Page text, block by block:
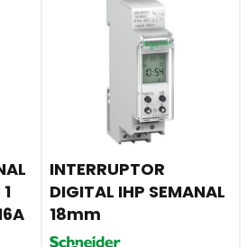
INTERRUPTOR
DIGITAL IHP SEMANAL
18mm